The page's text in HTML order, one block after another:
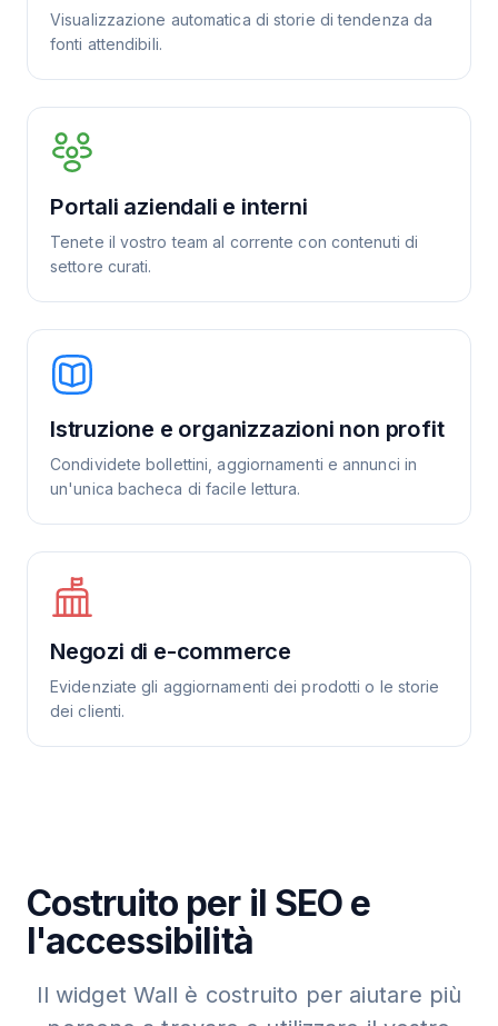
Visualizzazione automatica di storie di tendenza da
fonti attendibili.
Portali aziendali e interni
Tenete il vostro team al corrente con contenuti di
settore curati.
Istruzione e organizzazioni non profit
Condividete bollettini, aggiornamenti e annunci in
un'unica bacheca di facile lettura.
Negozi di e-commerce
Evidenziate gli aggiornamenti dei prodotti o le storie
dei clienti.
Costruito per il SEO e
l'accessibilità
Il widget Wall è costruito per aiutare più